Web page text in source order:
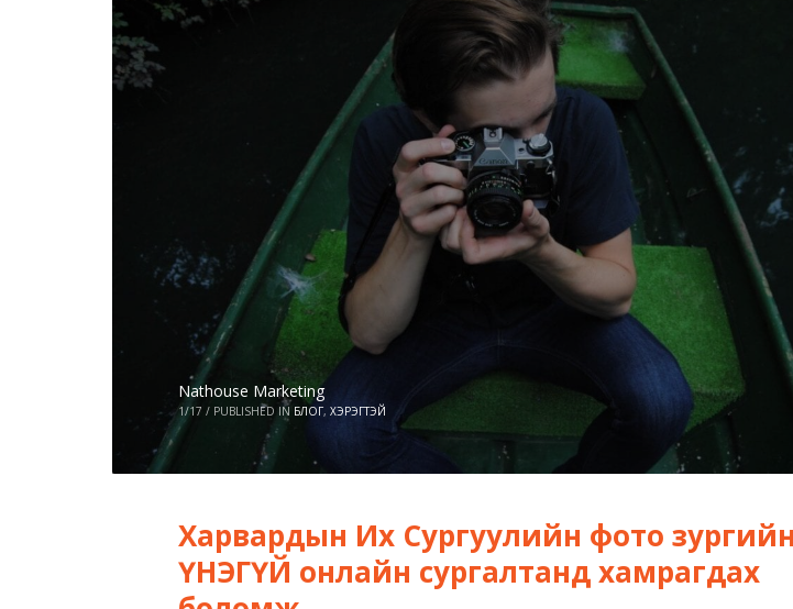
Nathouse Marketing
1/17 / PUBLISHED IN БЛОГ, ХЭРЭГТЭЙ
Харвардын Их Сургуулийн фото зургийн
ҮНЭГҮЙ онлайн сургалтанд хамрагдах